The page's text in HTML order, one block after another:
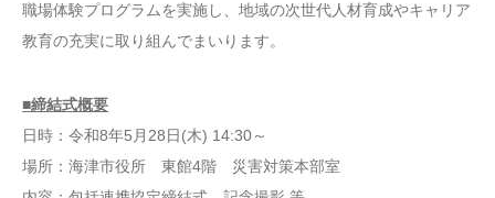
職場体験プログラムを実施し、地域の次世代人材育成やキャリア
教育の充実に取り組んでまいります。
■締結式概要
日時：令和8年5月28日(木) 14:30～
場所：海津市役所 東館4階 災害対策本部室